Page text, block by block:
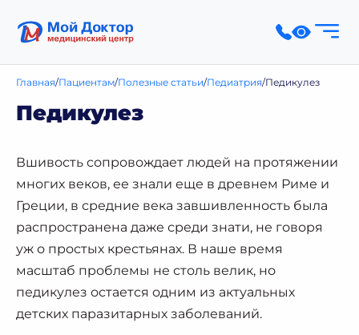
Главная Пациентам Полезные статьи Педиатрия Педикулез
Педикулез
Вшивость сопровождает людей на протяжении
многих веков, ее знали еще в древнем Риме и
Греции, в средние века завшивленность была
распространена даже среди знати, не говоря
уж о простых крестьянах. В наше время
масштаб проблемы не столь велик, но
педикулез остается одним из актуальных
детских паразитарных заболеваний.